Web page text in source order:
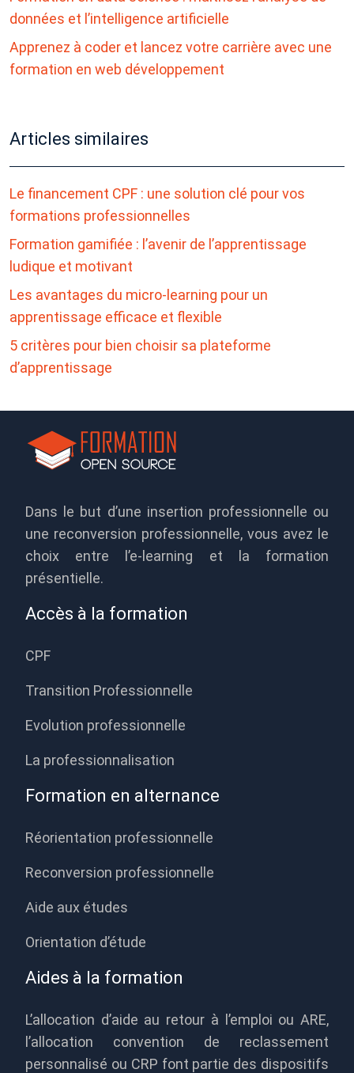
données et l’intelligence artificielle
Apprenez à coder et lancez votre carrière avec une
formation en web développement
Articles similaires
Le financement CPF : une solution clé pour vos
formations professionnelles
Formation gamifiée : l’avenir de l’apprentissage
ludique et motivant
Les avantages du micro-learning pour un
apprentissage efficace et flexible
5 critères pour bien choisir sa plateforme
d’apprentissage
Dans le but d’une insertion professionnelle ou
une reconversion professionnelle, vous avez le
choix entre l’e-learning et la formation
présentielle.
Accès à la formation
CPF
Transition Professionnelle
Evolution professionnelle
La professionnalisation
Formation en alternance
Réorientation professionnelle
Reconversion professionnelle
Aide aux études
Orientation d’étude
Aides à la formation
L’allocation d’aide au retour à l’emploi ou ARE,
l’allocation convention de reclassement
personnalisé ou CRP font partie des dispositifs